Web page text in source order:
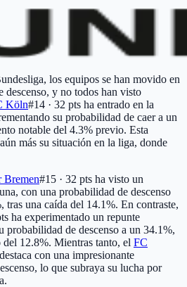
los equipos se han movido en
descenso, y no todos han visto
Köln#14 · 32 pts ha entrado en la
su probabilidad de caer a un
notable del 4.3% previo. Esta
más su situación en la liga, donde
Bremen#15 · 32 pts ha visto un
con una probabilidad de descenso
tras una caída del 14.1%. En contraste,
ha experimentado un repunte
probabilidad de descenso a un 34.1%,
12.8%. Mientras tanto, el FC
con una impresionante
lo que subraya su lucha por